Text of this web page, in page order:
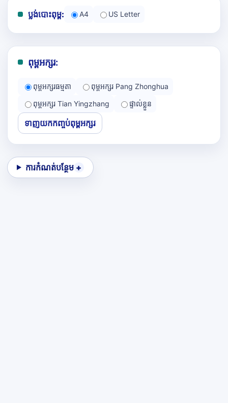
ប្លង់បោះពុម្ព: A4 US Letter
ពុម្ពអក្សរ:
ពុម្ពអក្សរធម្មតា
ពុម្ពអក្សរ Pang Zhonghua
ពុម្ពអក្សរ Tian Yingzhang
ផ្ទាល់ខ្លួន
ទាញយកកញ្ចប់ពុម្ពអក្សរ
ការកំណត់បន្ថែម